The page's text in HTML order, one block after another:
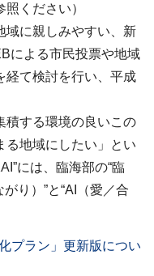
ください）
域に親しみやすい、新
による市民投票や地域
経て検討を行い、平成
積する環境の良いこの
る地域にしたい」とい
には、臨海部の“臨
り）”と“AI（愛／合
プラン」更新版につい